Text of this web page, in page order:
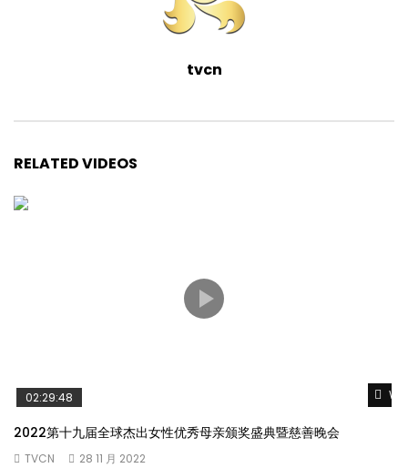
tvcn
RELATED VIDEOS
02:29:48
2022第十九届全球杰出女性优秀母亲颁奖盛典暨慈善晚会
TVCN
28 11 月 2022